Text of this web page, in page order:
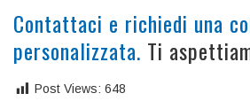
Contattaci e richiedi una
personalizzata. Ti
Post Views: 648